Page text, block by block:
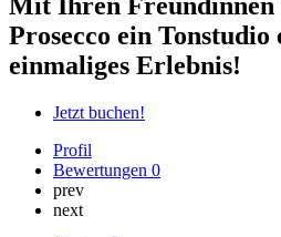
Mit Ihren Freundinnen
Prosecco ein
einmaliges Erlebnis!
Jetzt buchen!
Profil
Bewertungen 0
prev
next